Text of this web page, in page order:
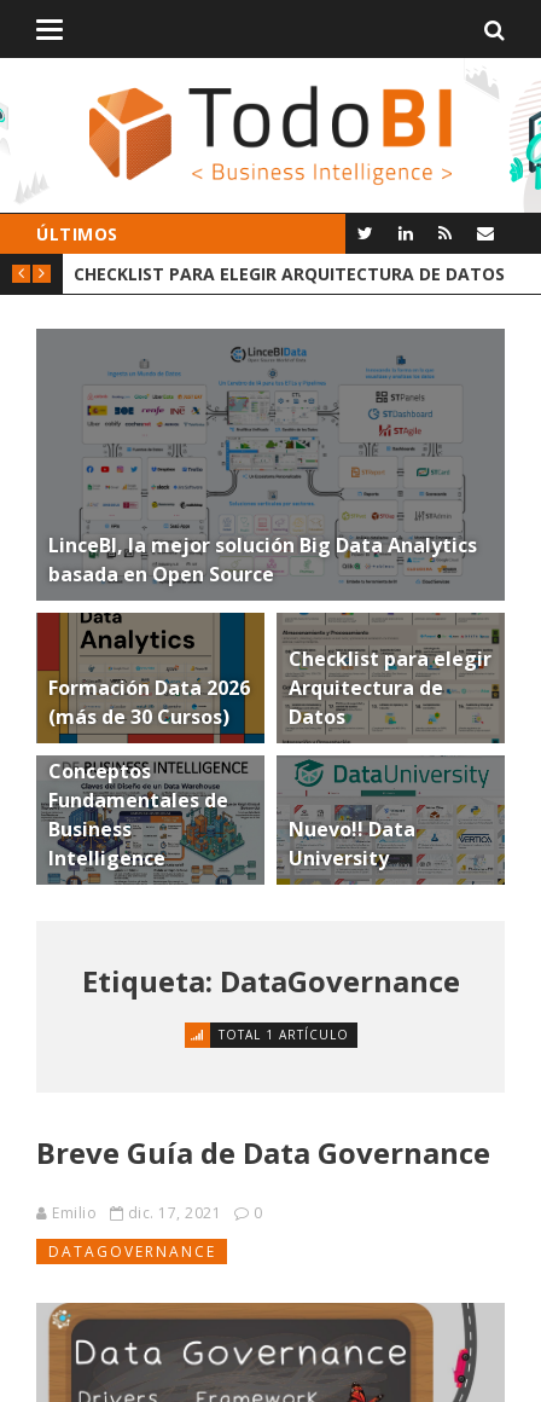
Alternar
ÚLTIMOS
DE DATOS
GROOT AI LINCEBI: LA NUEVA PLATAFORMA
LinceBI, la mejor solución Big Data Analytics
basada en Open Source
Formación Data 2026
(más de 30 Cursos)
Checklist para elegir
Arquitectura de
Datos
Conceptos
Fundamentales de
Business
Intelligence
Nuevo!! Data
University
Etiqueta: DataGovernance
TOTAL 1 ARTÍCULO
Breve Guía de Data Governance
Emilio dic. 17, 2021
0
DATAGOVERNANCE